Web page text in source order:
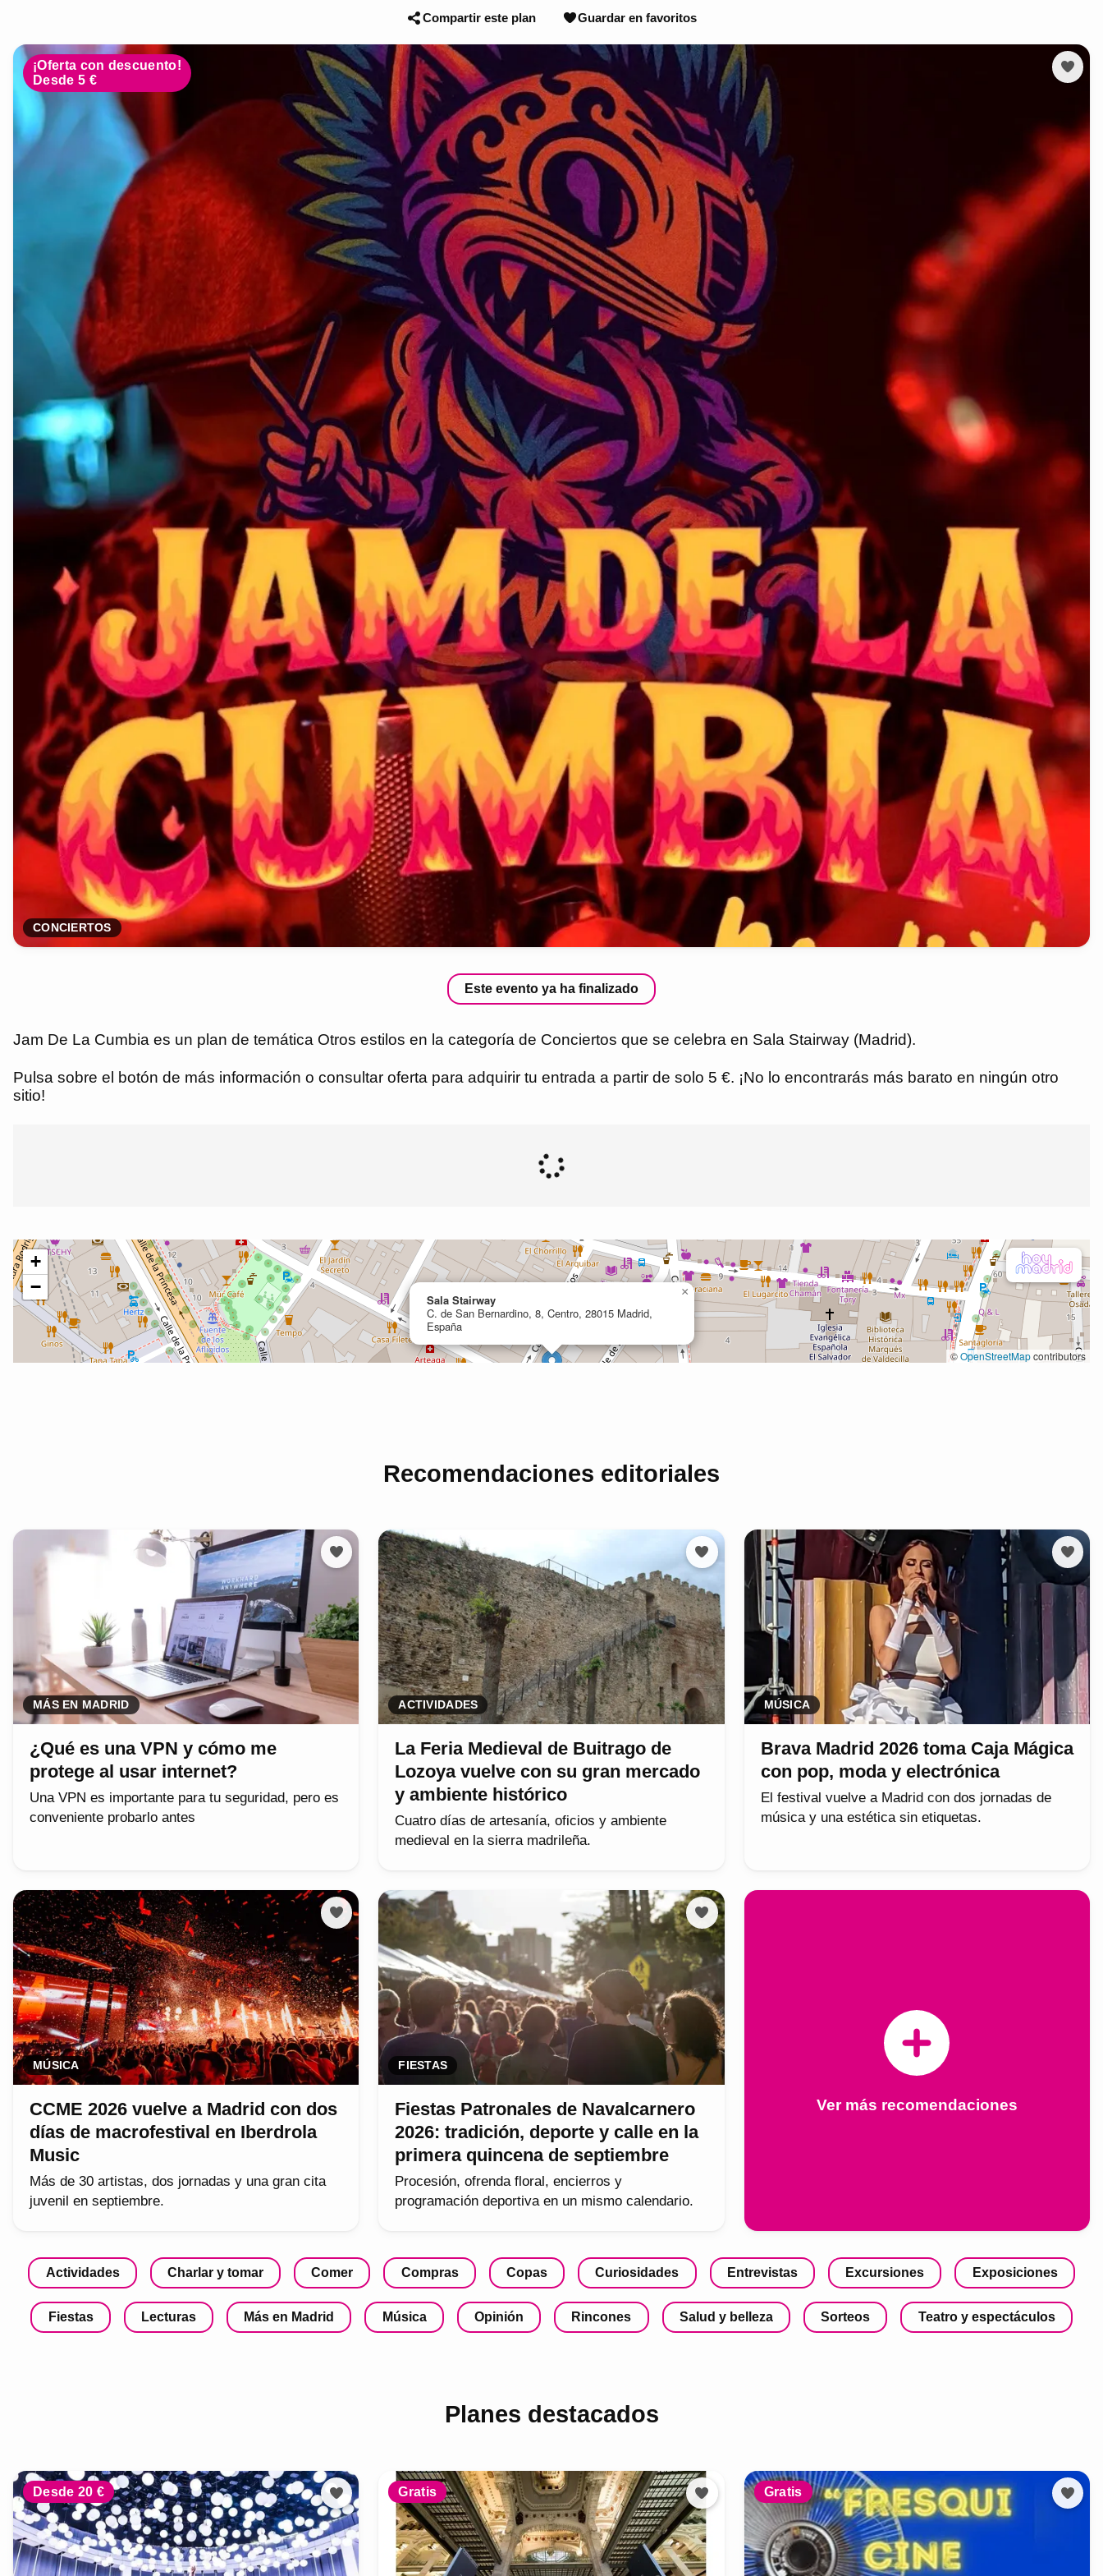
Compartir este plan Guardar en favoritos
¡Oferta con descuento!
Desde 5 €
CONCIERTOS
Este evento ya ha finalizado
Jam De La Cumbia es un plan de temática Otros estilos en la categoría de Conciertos que se celebra en Sala Stairway (Madrid).
Pulsa sobre el botón de más información o consultar oferta para adquirir tu entrada a partir de solo 5 €. ¡No lo encontrarás más barato en ningún otro
sitio!
Recomendaciones editoriales
MÁS EN MADRID
¿Qué es una VPN y cómo me
protege al usar internet?
Una VPN es importante para tu seguridad, pero es
conveniente probarlo antes
ACTIVIDADES
La Feria Medieval de Buitrago de
Lozoya vuelve con su gran mercado
y ambiente histórico
Cuatro días de artesanía, oficios y ambiente
medieval en la sierra madrileña.
MÚSICA
Brava Madrid 2026 toma Caja Mágica
con pop, moda y electrónica
El festival vuelve a Madrid con dos jornadas de
música y una estética sin etiquetas.
MÚSICA
CCME 2026 vuelve a Madrid con dos
días de macrofestival en Iberdrola
Music
Más de 30 artistas, dos jornadas y una gran cita
juvenil en septiembre.
FIESTAS
Fiestas Patronales de Navalcarnero
2026: tradición, deporte y calle en la
primera quincena de septiembre
Procesión, ofrenda floral, encierros y
programación deportiva en un mismo calendario.
Ver más recomendaciones
Actividades Charlar y tomar Comer Compras Copas Curiosidades Entrevistas Excursiones Exposiciones
Fiestas Lecturas Más en Madrid Música Opinión Rincones Salud y belleza Sorteos Teatro y espectáculos
Planes destacados
Desde 20 € Gratis Gratis